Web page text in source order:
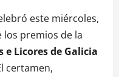
este miércoles,
los premios de la
e Licores de Galicia
certamen,